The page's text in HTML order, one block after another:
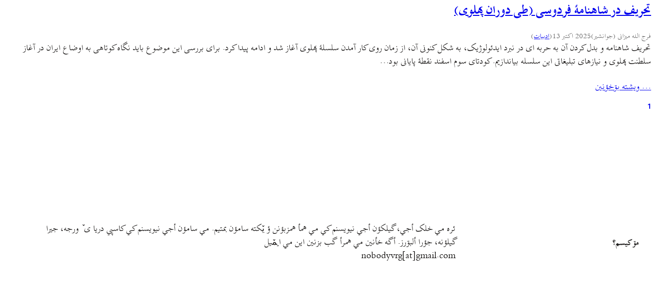
تحریف در شاهنامهٔ فردوسی (طی دوران پهلوی)
فرج الله میزانی (جوانشیر)2025 اکتبر 13 (ادبيات)
تحریف شاهنامه و بدل کردن آن به حربه ای در نبرد ایدئولوژیک، به شکل کنونی آن، از زمان روی کار آمدن سلسلهٔ پهلوی آغاز شد و ادامه پیدا کرد. برای بررسی این موضوع باید نگاه کوتاهی به اوضاع ایران در آغاز
سلطنت پهلوی و نیازهای تبلیغاتی این سلسله بیاندازیم. کودتای سوم اسفند نقطهٔ پایانی بود…
… ويشته بۊخؤنين
1
مۊ کيسم؟
ئره مي خلک أجي، گيلکؤن أجي نيويسنم کي مي همأ همزبؤنن ؤ يٚکته سامؤن بمتيم. مي سامؤن أجي نيويسنم کي کاسپي دريا ی ٚ ورجه، جيرا
گيلؤنه، جؤرا ألبۊرز. أگه خأنين مي همرأ گب بزنين اين مي ايمٚیل‌ ‌
nobodyvrg[at]gmail.com